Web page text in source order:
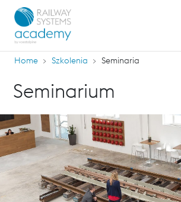
Home Szkolenia Seminaria
Seminarium